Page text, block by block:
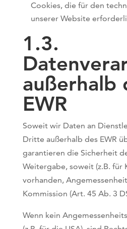
Cookies, die für den
unserer Website
1.3.
außerhalb
EWR
Soweit wir Daten an
Dritte außerhalb des EWR
garantieren die Sicherheit
Weitergabe, soweit (z.B. für
vorhanden,
Kommission (Art. 45 Ab. 3
Wenn kein